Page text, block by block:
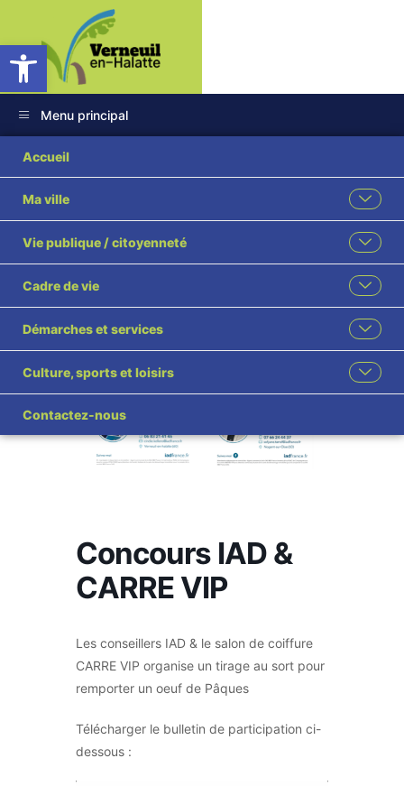
Ouvrir la barre d’outils
Menu principal
Accueil
Ma ville
Vie publique / citoyenneté
Cadre de vie
Démarches et services
Culture, sports et loisirs
Contactez-nous
Concours IAD &
CARRE VIP
Les conseillers IAD & le salon de coiffure
CARRE VIP organise un tirage au sort pour
remporter un oeuf de Pâques
Télécharger le bulletin de participation ci-
dessous :